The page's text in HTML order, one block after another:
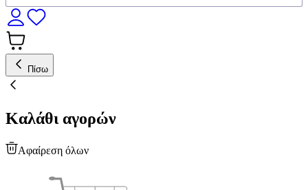
Πίσω
Καλάθι αγορών
Αφαίρεση όλων